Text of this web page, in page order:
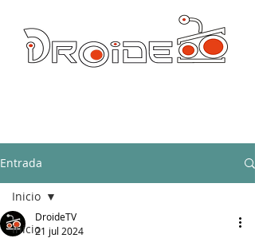
Entrada
Inicio
Inicio
DroideTV
21 jul 2024